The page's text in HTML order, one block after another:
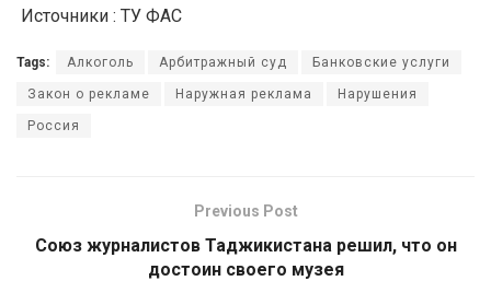
Источники : ТУ ФАС
Tags: Алкоголь Арбитражный суд Банковские услуги
Закон о рекламе Наружная реклама Нарушения
Россия
Previous Post
Союз журналистов Таджикистана решил, что он
достоин своего музея